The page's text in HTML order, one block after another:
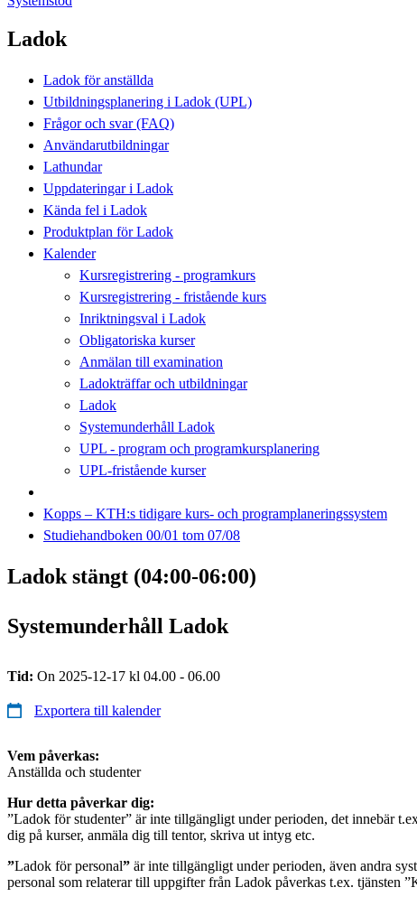
Ladok
Ladok för anställda
Utbildningsplanering i Ladok (UPL)
Frågor och svar (FAQ)
Användarutbildningar
Lathundar
Uppdateringar i Ladok
Kända fel i Ladok
Produktplan för Ladok
Kalender
Kursregistrering - programkurs
Kursregistrering - fristående kurs
Inriktningsval i Ladok
Obligatoriska kurser
Anmälan till examination
Ladokträffar och utbildningar
Ladok
Systemunderhåll Ladok
UPL - program och programkursplanering
UPL-fristående kurser
Kopps – KTH:s tidigare kurs- och programplaneringssystem
Studiehandboken 00/01 tom 07/08
Ladok stängt (04:00-06:00)
Systemunderhåll Ladok
Tid: On 2025-12-17 kl 04.00 - 06.00
Exportera till kalender
Vem påverkas:
Anställda och studenter
Hur detta påverkar dig:
”Ladok för studenter” är inte tillgängligt under perioden, det innebär
dig på kurser, anmäla dig till tentor, skriva ut intyg etc.
”Ladok för personal” är inte tillgängligt under perioden, även andra
personal som relaterar till uppgifter från Ladok påverkas t.ex. tjänsten